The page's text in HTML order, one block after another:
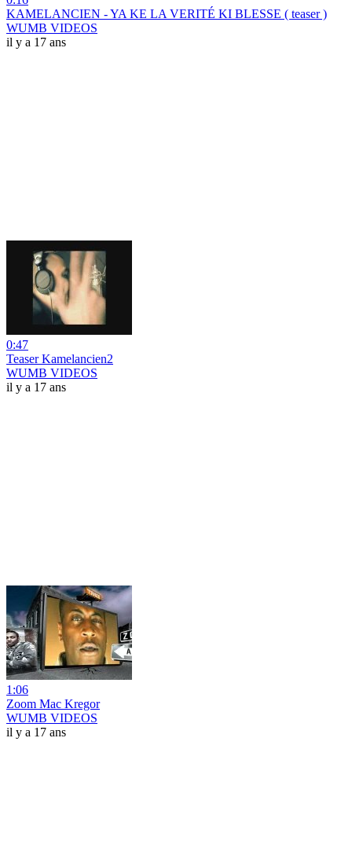
KAMELANCIEN - YA KE LA VERITÉ KI BLESSE ( teaser )
WUMB VIDEOS
il y a 17 ans
0:47
Teaser Kamelancien2
WUMB VIDEOS
il y a 17 ans
1:06
Zoom Mac Kregor
WUMB VIDEOS
il y a 17 ans